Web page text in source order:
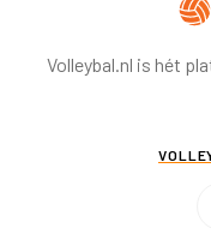
Volleybal.nl is hét